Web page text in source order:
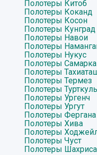
Полотеры Китоб
Полотеры Коканд
Полотеры Косон
Полотеры Кунград
Полотеры Навои
Полотеры
Полотеры Нукус
Полотеры
Полотеры
Полотеры Термез
Полотеры Турткуль
Полотеры Ургенч
Полотеры Ургут
Полотеры Фергана
Полотеры Хива
Полотеры
Полотеры Чуст
Полотеры